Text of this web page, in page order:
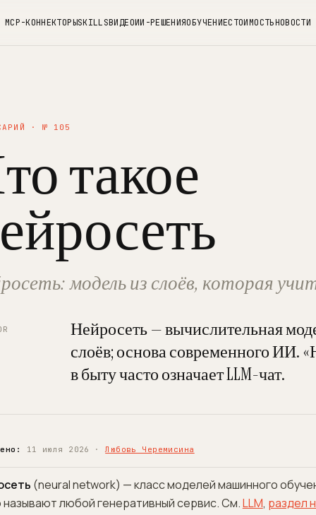
MCP-КОННЕКТОРЫSKILLSВИДЕОИИ-РЕШЕНИЯОБУЧЕНИЕСТОИМОСТЬНОВОСТИ
· № 105
такое
модель из слоёв, которая
Нейросеть — вычислительная
слоёв; основа современного ИИ.
в быту часто означает LLM-чат.
11 июля 2026 ·Любовь Черемисина
(neural network) — класс моделей машинного
называют любой генеративный сервис. См.LLM, раздел